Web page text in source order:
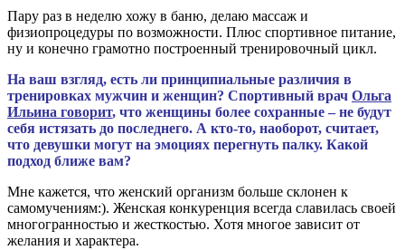
Пару раз в неделю хожу в баню, делаю массаж и
физиопроцедуры по возможности. Плюс спортивное питание,
ну и конечно грамотно построенный тренировочный цикл.
На ваш взгляд, есть ли принципиальные различия в
тренировках мужчин и женщин? Спортивный врач Ольга
Ильина говорит, что женщины более сохранные – не будут
себя истязать до последнего. А кто-то, наоборот, считает,
что девушки могут на эмоциях перегнуть палку. Какой
подход ближе вам?
Мне кажется, что женский организм больше склонен к
самомучениям:). Женская конкуренция всегда славилась своей
многогранностью и жесткостью. Хотя многое зависит от
желания и характера.